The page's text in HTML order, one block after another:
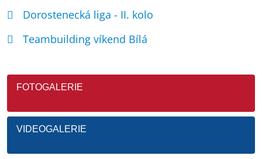
Dorostenecká liga - II. kolo
Teambuilding víkend Bílá
FOTOGALERIE
VIDEOGALERIE